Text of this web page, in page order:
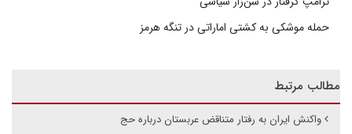
حمله موشکی به کشتی اماراتی در تنگه هرمز
مطالب مرتبط
واکنش ایران به رفتار متناقض عربستان درباره حج